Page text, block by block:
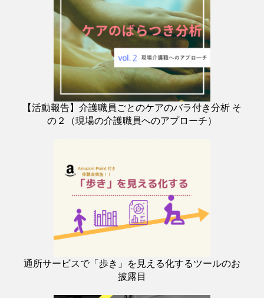
【活動報告】介護職員ごとのケアのバラ付き分析 そ
の２（現場の介護職員へのアプローチ）
通所サービスで「歩き」を見える化するツールのお
披露目